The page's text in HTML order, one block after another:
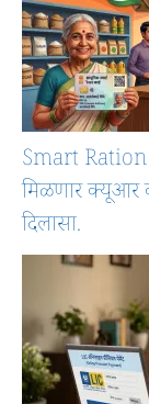
Smart Ration
मिळणार क्यूआर
दिलासा.